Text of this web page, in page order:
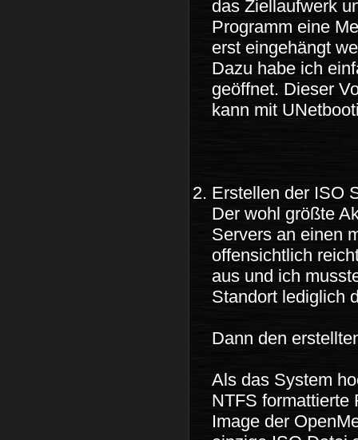
das Ziellaufwerk
Programm eine
erst eingehängt
Dazu habe ich
geöffnet. Dieser
kann mit
Erstellen der ISO
Der wohl größte
Servers an einen
offensichtlich
aus und ich
Standort lediglich
Dann den
Als das System
NTFS formattierte
Image der